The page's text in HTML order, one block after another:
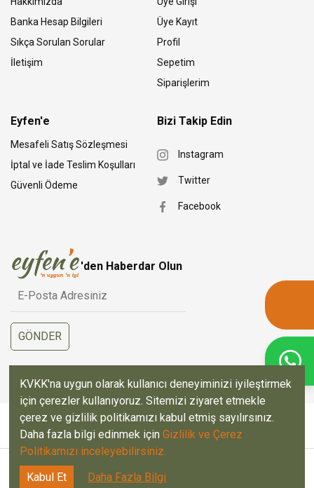
Banka Hesap Bilgileri
Sıkça Sorulan Sorular
İletişim
Üye Kayıt
Profil
Sepetim
Siparişlerim
Eyfen'e
Mesafeli Satış Sözleşmesi
İptal ve İade Teslim Koşulları
Güvenli Ödeme
Bizi Takip Edin
Instagram
Twitter
Facebook
'den Haberdar Olun
Copyright © EYFENE 2026 | Her Hakkı Saklıdır.
Web TasarımTeknobay
KVKK'na uygun olarak kullanıcı deneyiminizi iyileştirmek
için çerezler kullanıyoruz. Sitemizi ziyaret etmekle
çerez ve gizlilik politikamızı kabul etmiş sayılırsınız.
Daha fazla bilgi edinmek içinGizlilik ve Çerez
Politikamızı inceleyebilirsiniz.
Kabul Et
Daha Fazla Bilgi